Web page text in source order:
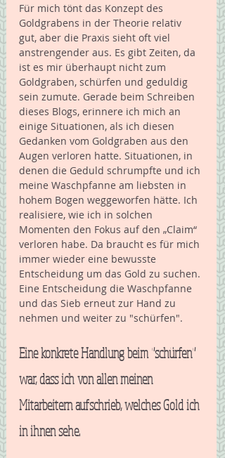
Für mich tönt das Konzept des
Goldgrabens in der Theorie relativ
gut, aber die Praxis sieht oft viel
anstrengender aus. Es gibt Zeiten, da
ist es mir überhaupt nicht zum
Goldgraben, schürfen und geduldig
sein zumute. Gerade beim Schreiben
dieses Blogs, erinnere ich mich an
einige Situationen, als ich diesen
Gedanken vom Goldgraben aus den
Augen verloren hatte. Situationen, in
denen die Geduld schrumpfte und ich
meine Waschpfanne am liebsten in
hohem Bogen weggeworfen hätte. Ich
realisiere, wie ich in solchen
Momenten den Fokus auf den „Claim“
verloren habe. Da braucht es für mich
immer wieder eine bewusste
Entscheidung um das Gold zu suchen.
Eine Entscheidung die Waschpfanne
und das Sieb erneut zur Hand zu
nehmen und weiter zu "schürfen".
Eine konkrete Handlung beim "schürfen"
war, dass ich von allen meinen
Mitarbeitern aufschrieb, welches Gold ich
in ihnen sehe.